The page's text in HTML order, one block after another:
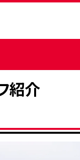
紹介